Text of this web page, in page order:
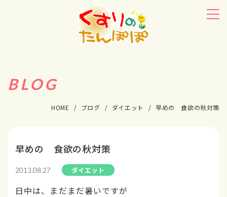
BLOG
HOME ブログ ダイエット 早めの 食欲の秋対策
早めの 食欲の秋対策
2013.08.27 ダイエット
日中は、まだまだ暑いですが